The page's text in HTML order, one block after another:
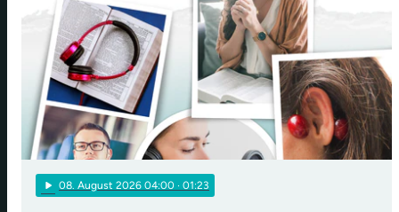
play_arrow 08. August 2026 04:00 · 01:23